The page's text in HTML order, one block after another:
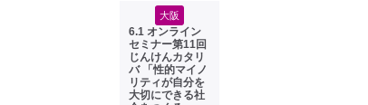
大阪
6.1 オンライン
セミナー第11回
じんけんカタリ
バ 「性的マイノ
リティが自分を
大切にできる社